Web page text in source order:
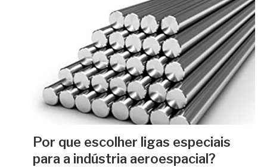
Por que escolher ligas especiais
para a indústria aeroespacial?